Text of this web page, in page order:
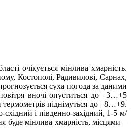
очікується мінлива хмарність.
Костополі, Радивилові, Сарнах,
суха погода за даними
вночі опуститься до +3…+5
термометрів піднімуться до +8…+9.
східний і південно-західний, 1-5 м/
буде мінлива хмарність, місцями –